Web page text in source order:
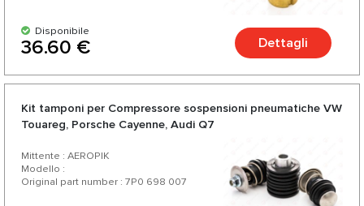
Disponibile
36.60 € Dettagli
Kit tamponi per Compressore sospensioni pneumatiche VW
Touareg, Porsche Cayenne, Audi Q7
Mittente : AEROPIK
Modello :
Original part number : 7P0 698 007